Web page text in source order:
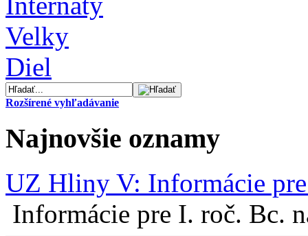
Rozšírené vyhľadávanie
Najnovšie oznamy
UZ Hliny V: Informácie
Informácie pre I. roč. Bc.